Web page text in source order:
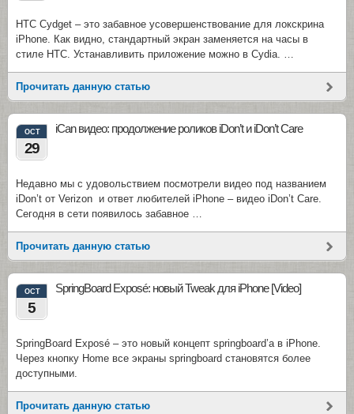
HTC Cydget – это забавное усовершенствование для локскрина
iPhone. Как видно, стандартный экран заменяется на часы в
стиле HTC. Устанавливить приложение можно в Cydia. …
Прочитать данную статью
OCT
29
iCan видео: продолжение роликов iDon’t и iDon’t Care
Недавно мы с удовольствием посмотрели видео под названием
iDon’t от Verizon и ответ любителей iPhone – видео iDon’t Care.
Сегодня в сети появилось забавное …
Прочитать данную статью
OCT
5
SpringBoard Exposé: новый Tweak для iPhone [Video]
SpringBoard Exposé – это новый концепт springboard’а в iPhone.
Через кнопку Home все экраны springboard становятся более
доступными.
Прочитать данную статью